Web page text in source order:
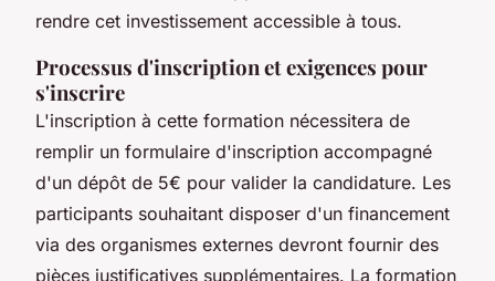
rendre cet investissement accessible à tous.
Processus d'inscription et exigences pour
s'inscrire
L'inscription à cette formation nécessitera de
remplir un formulaire d'inscription accompagné
d'un dépôt de 5€ pour valider la candidature. Les
participants souhaitant disposer d'un financement
via des organismes externes devront fournir des
pièces justificatives supplémentaires. La formation